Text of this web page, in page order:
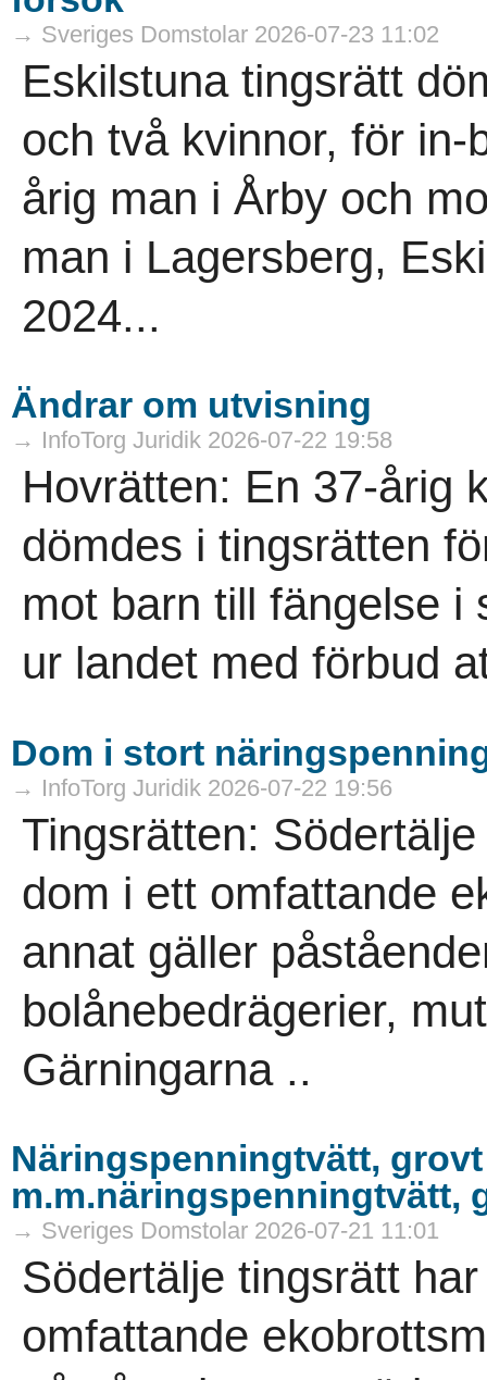
→ Sveriges Domstolar 2026-07-23 11:02
Eskilstuna tingsrätt
och två kvinnor, för
årig man i Årby och
man i Lagersberg,
2024...
Ändrar om utvisning
→ InfoTorg Juridik 2026-07-22 19:58
Hovrätten: En 37-årig
dömdes i tingsrätten
mot barn till fängelse i
ur landet med förbud
Dom i stort
→ InfoTorg Juridik 2026-07-22 19:56
Tingsrätten:
dom i ett omfattande
annat gäller
bolånebedrägerier,
Gärningarna ..
Näringspenningtvätt,
m.m.näringspenningtvätt,
→ Sveriges Domstolar 2026-07-21 11:01
Södertälje tingsrätt
omfattande